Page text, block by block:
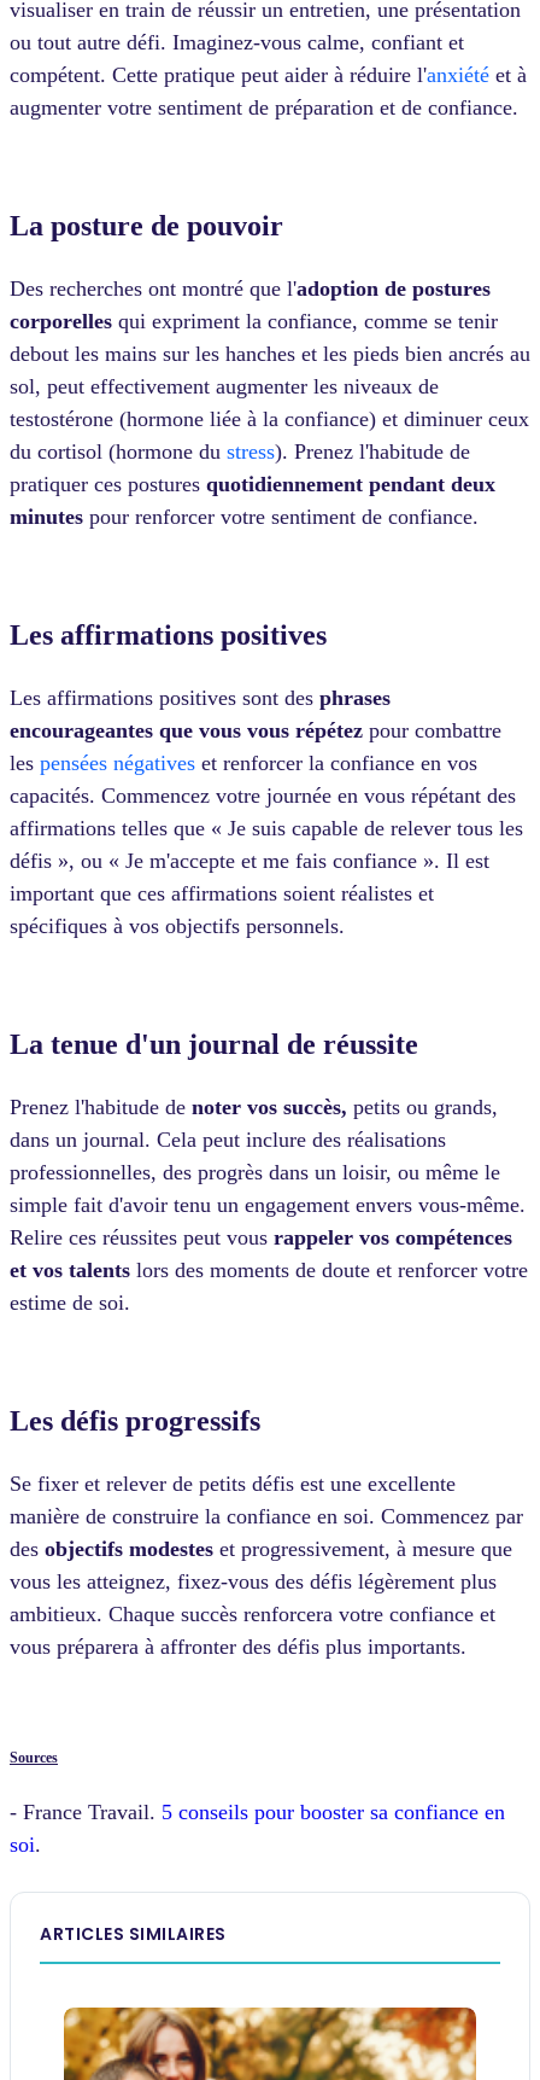
visualiser en train de réussir un entretien, une présentation
ou tout autre défi. Imaginez-vous calme, confiant et
compétent. Cette pratique peut aider à réduire l'anxiété et à
augmenter votre sentiment de préparation et de confiance.
La posture de pouvoir
Des recherches ont montré que l'adoption de postures
corporelles qui expriment la confiance, comme se tenir
debout les mains sur les hanches et les pieds bien ancrés au
sol, peut effectivement augmenter les niveaux de
testostérone (hormone liée à la confiance) et diminuer ceux
du cortisol (hormone du stress). Prenez l'habitude de
pratiquer ces postures quotidiennement pendant deux
minutes pour renforcer votre sentiment de confiance.
Les affirmations positives
Les affirmations positives sont des phrases
encourageantes que vous vous répétez pour combattre
les pensées négatives et renforcer la confiance en vos
capacités. Commencez votre journée en vous répétant des
affirmations telles que « Je suis capable de relever tous les
défis », ou « Je m'accepte et me fais confiance ». Il est
important que ces affirmations soient réalistes et
spécifiques à vos objectifs personnels.
La tenue d'un journal de réussite
Prenez l'habitude de noter vos succès, petits ou grands,
dans un journal. Cela peut inclure des réalisations
professionnelles, des progrès dans un loisir, ou même le
simple fait d'avoir tenu un engagement envers vous-même.
Relire ces réussites peut vous rappeler vos compétences
et vos talents lors des moments de doute et renforcer votre
estime de soi.
Les défis progressifs
Se fixer et relever de petits défis est une excellente
manière de construire la confiance en soi. Commencez par
des objectifs modestes et progressivement, à mesure que
vous les atteignez, fixez-vous des défis légèrement plus
ambitieux. Chaque succès renforcera votre confiance et
vous préparera à affronter des défis plus importants.
Sources
- France Travail. 5 conseils pour booster sa confiance en
soi.
ARTICLES SIMILAIRES